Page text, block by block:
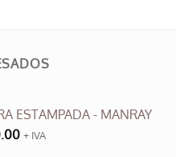
ESTAMPADA - MANRAY
+ IVA